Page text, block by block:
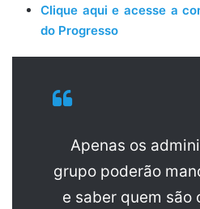
Clique aqui e acesse a
do Progresso
Apenas os
grupo poderão
e saber quem são